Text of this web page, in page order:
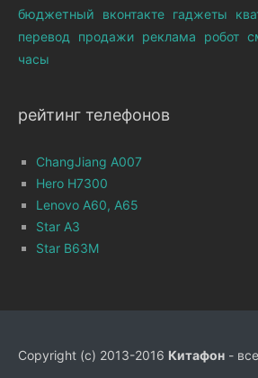
бюджетный
вконтакте гаджеты
перевод
продажи реклама робот
часы
рейтинг телефонов
ChangJiang A007
Hero H7300
Lenovo A60, A65
Star A3
Star B63M
Copyright (c) 2013-2016 Китафон -